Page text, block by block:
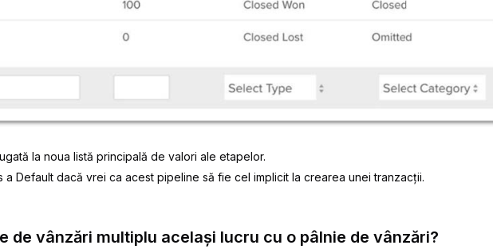
la noua listă principală de valori ale etapelor.
a Default dacă vrei ca acest pipeline să fie cel implicit la crearea unei tranzacții.
de vânzări multiplu același lucru cu o pâlnie de vânzări?